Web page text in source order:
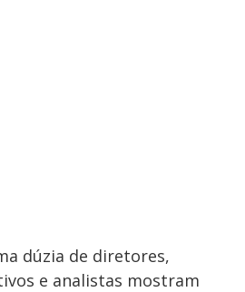
dúzia de diretores,
e analistas mostram